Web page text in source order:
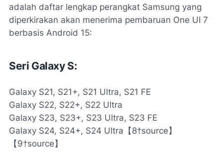
adalah daftar lengkap perangkat Samsung yang
diperkirakan akan menerima pembaruan One UI 7
berbasis Android 15:
Seri Galaxy S:
Galaxy S21, S21+, S21 Ultra, S21 FE
Galaxy S22, S22+, S22 Ultra
Galaxy S23, S23+, S23 Ultra, S23 FE
Galaxy S24, S24+, S24 Ultra【8†source】
【9†source】